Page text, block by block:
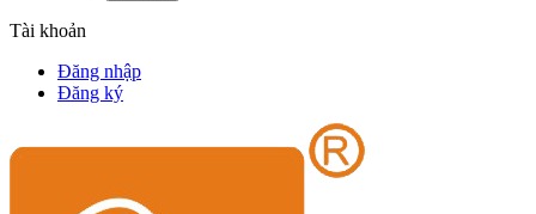
Tài khoản
Đăng nhập
Đăng ký